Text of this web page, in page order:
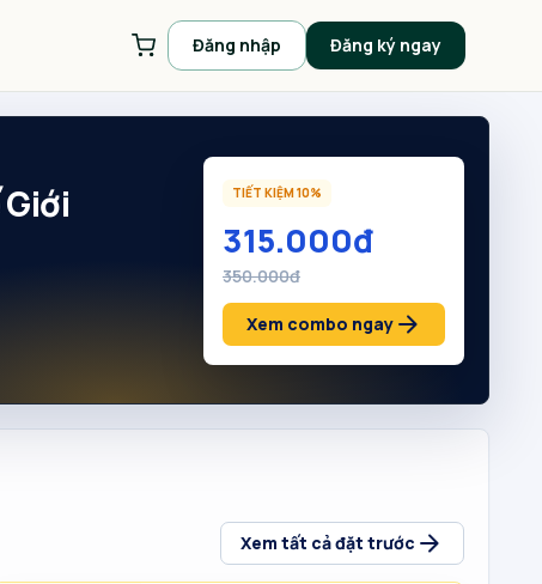
Đăng nhập Đăng ký ngay
TIẾT KIỆM10%
315.000đ
350.000đ
Xem combo ngayarrow_forward
Xem tất cả đặt trước arrow_forward